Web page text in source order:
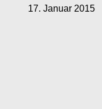
17. Januar 2015